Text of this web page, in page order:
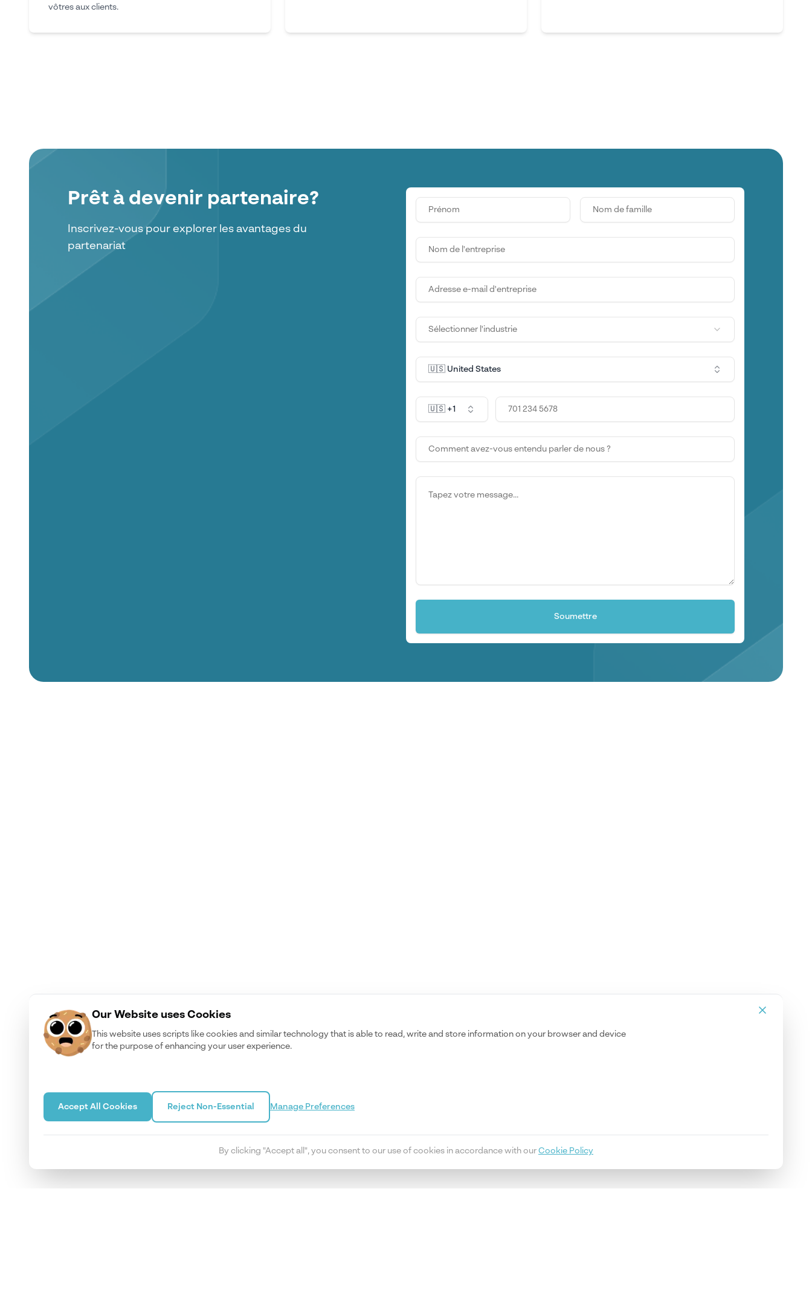
Our Website uses Cookies
This website uses scripts like cookies and similar technology that is able to read, write and store information on your browser and device
for the purpose of enhancing your user experience.
Accept All Cookies Reject Non-Essential Manage Preferences
By clicking "Accept all", you consent to our use of cookies in accordance with our Cookie Policy
vôtres aux clients.
Prêt à devenir partenaire?
Inscrivez-vous pour explorer les avantages du
partenariat
Sélectionner l'industrie
🇺🇸 United States
🇺🇸 +1
Soumettre